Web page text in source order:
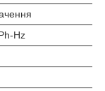
Hz